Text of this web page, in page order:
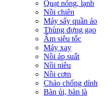
Quạt nóng, lạnh
Nồi chiên
Máy sấy quần áo
Thùng đựng gạo
Ấm siêu tốc
Máy xay
Nồi áp suất
Nồi niêu
Nồi cơm
Chảo chống dính
Bàn ủi, bàn là